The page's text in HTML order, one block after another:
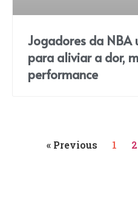
Jogadores da NBA
para aliviar a dor,
performance
« Previous 1 2